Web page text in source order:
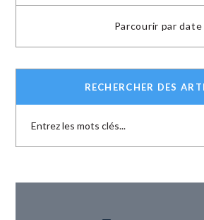
Parcourir par date
RECHERCHER DES